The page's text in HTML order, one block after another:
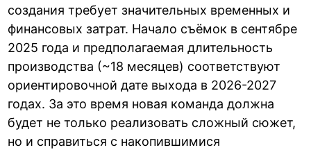
создания требует значительных временных и
финансовых затрат. Начало съёмок в сентябре
2025 года и предполагаемая длительность
производства (~18 месяцев) соответствуют
ориентировочной дате выхода в 2026-2027
годах. За это время новая команда должна
будет не только реализовать сложный сюжет,
но и справиться с накопившимися